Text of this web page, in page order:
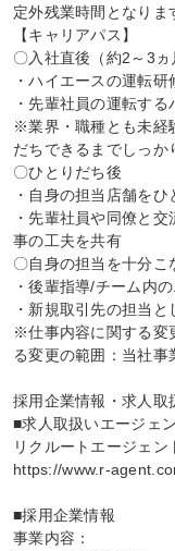
定外残業時間となりま
【キャリアパス】
〇入社直後（約2～3ヵ
・ハイエースの運転研
・先輩社員の運転す
※業界・職種とも未経
だちできるまでしっか
〇ひとりだち後
・自身の担当店舗を
・先輩社員や同僚と
事の工夫を共有
〇自身の担当を十分こ
・後輩指導/チーム内
・新規取引先の担当
※仕事内容に関する変
る変更の範囲：当社事
採用企業情報・求人取
■求人取扱いエージェ
リクルートエージェン
https://www.r-
■採用企業情報
事業内容：